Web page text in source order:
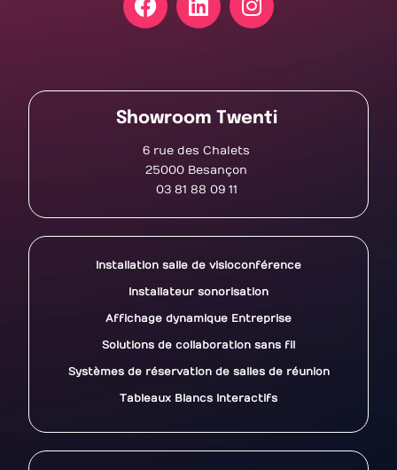
Showroom Twenti
6 rue des Chalets
25000 Besançon
03 81 88 09 11
Installation salle de visioconférence
Installateur sonorisation
Affichage dynamique Entreprise
Solutions de collaboration sans fil
Systèmes de réservation de salles de réunion
Tableaux Blancs Interactifs